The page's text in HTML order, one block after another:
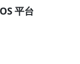
平台